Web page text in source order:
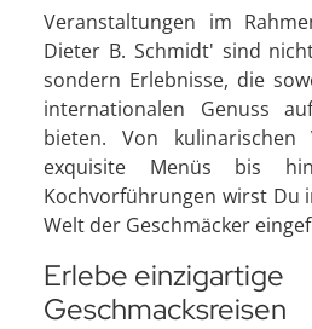
Veranstaltungen im
Dieter B. Schmidt' sind
sondern Erlebnisse, die
internationalen Genuss
bieten. Von kulinarischen
exquisite Menüs bis
Kochvorführungen wirst Du
Welt der Geschmäcker
Erlebe einzigartige
Geschmacksreisen